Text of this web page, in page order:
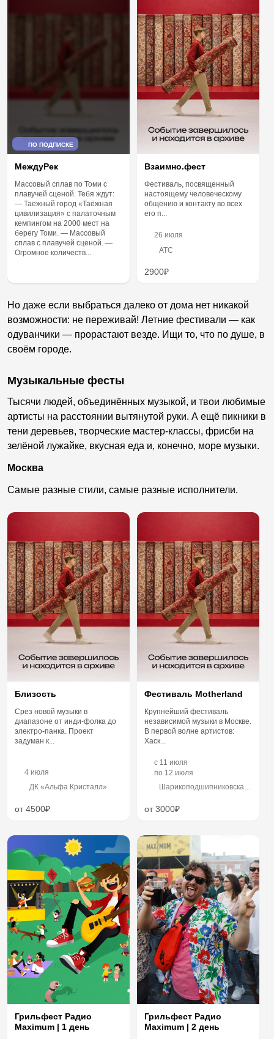
ПО ПОДПИСКЕ
МеждуРек
Массовый сплав по Томи с
плавучей сценой. Тебя ждут:
— Таежный город «Таёжная
цивилизация» с палаточным
кемпингом на 2000 мест на
берегу Томи. — Массовый
сплав с плавучей сценой. —
Огромное количеств...
Взаимно.фест
Фестиваль, посвященный
настоящему человеческому
общению и контакту во всех
его п...
26 июля
АТС
2900₽
Но даже если выбраться далеко от дома нет никакой
возможности: не переживай! Летние фестивали — как
одуванчики — прорастают везде. Ищи то, что по душе, в
своём городе.
Музыкальные фесты
Тысячи людей, объединённых музыкой, и твои любимые
артисты на расстоянии вытянутой руки. А ещё пикники в
тени деревьев, творческие мастер-классы, фрисби на
зелёной лужайке, вкусная еда и, конечно, море музыки.
Москва
Самые разные стили, самые разные исполнители.
Близость
Срез новой музыки в
диапазоне от инди-фолка до
электро-панка. Проект
задуман к...
4 июля
ДК «Альфа Кристалл»
от 4500₽
Фестиваль Motherland
Крупнейший фестиваль
независимой музыки в Москве.
В первой волне артистов:
Хаск...
c 11 июля
по 12 июля
Шарикоподшипниковская
от 3000₽
Грильфест Радио
Maximum | 1 день
Грильфест Радио
Maximum | 2 день